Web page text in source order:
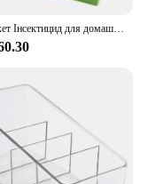
5шт/пакет Інсектицид для домашнього прибирання зелена молоткова пастка інсектицидна пастка наклейка Пастка для молі